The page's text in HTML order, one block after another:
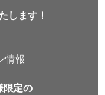
します！
情報
限定の